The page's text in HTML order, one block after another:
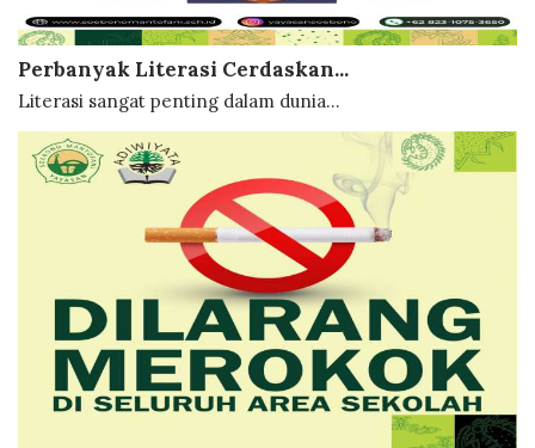
Perbanyak Literasi Cerdaskan...
Literasi sangat penting dalam dunia...